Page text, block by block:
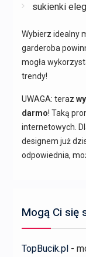
sukienki
Wybierz idealny
garderoba
mogła
trendy!
UWAGA: teraz
darmo! Taką
internetowych.
designem już
odpowiednia,
Mogą Ci się
TopBucik.pl-